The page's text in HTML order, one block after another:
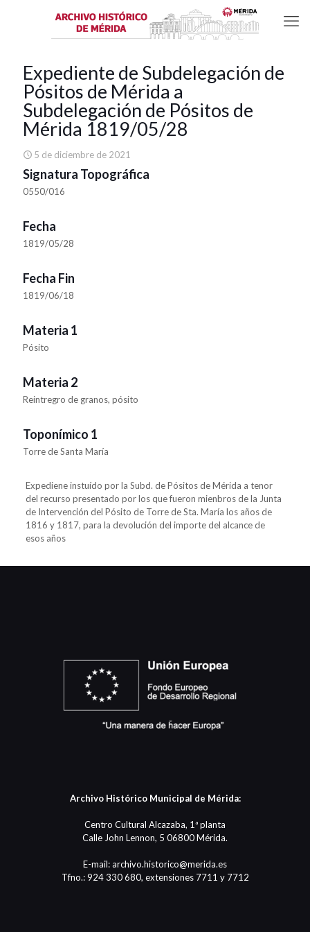
Expediente de Subdelegación de
Pósitos de Mérida a
Subdelegación de Pósitos de
Mérida 1819/05/28
5 de diciembre de 2021
Signatura Topográfica
0550/016
Fecha
1819/05/28
Fecha Fin
1819/06/18
Materia 1
Pósito
Materia 2
Reintregro de granos, pósito
Toponímico 1
Torre de Santa María
Expediene instuído por la Subd. de Pósitos de Mérida a tenor
del recurso presentado por los que fueron mienbros de la Junta
de Intervención del Pósito de Torre de Sta. María los años de
1816 y 1817, para la devolución del importe del alcance de
esos años
Archivo Histórico Municipal de Mérida:
Centro Cultural Alcazaba, 1ª planta
Calle John Lennon, 5 06800 Mérida.
E-mail: archivo.historico@merida.es
Tfno.: 924 330 680, extensiones 7711 y 7712